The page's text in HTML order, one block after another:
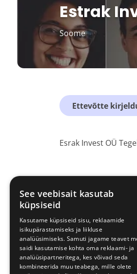
Estrak
Soome
Ettevõtte
Esrak Invest OÜ
See veebisait kasutab
küpsiseid
Kasutame küpsiseid sisu, reklaamide
isikupärastamiseks ja liikluse
analüüsimiseks. Samuti jagame teavet
saidi kasutamise kohta oma reklaami- ja
analüüsipartneritega, kes võivad seda
kombineerida muu teabega, mille olete